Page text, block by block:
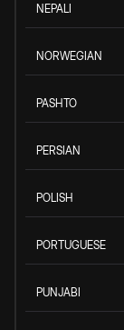
NEPALI
NORWEGIAN
PASHTO
PERSIAN
POLISH
PORTUGUESE
PUNJABI